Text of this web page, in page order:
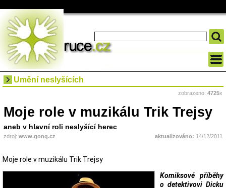
Umění neslyšících
zobrazeno: 4725x
Moje role v muzikálu Trik Trejsy
aneb v hlavní roli neslyšící herec
zdroj: www.gong.cz aktualizováno: 14/12/2011
Moje role v muzikálu Trik Trejsy
Komiksové příběhy
o detektivovi Dicku